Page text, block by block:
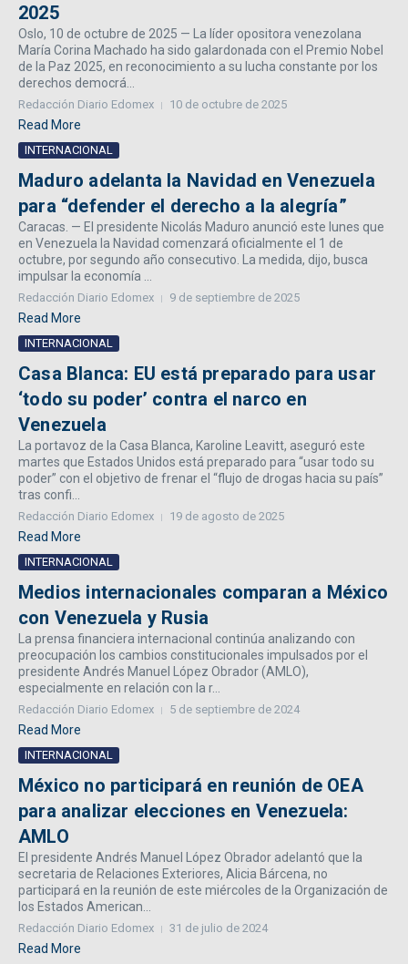
2025
Oslo, 10 de octubre de 2025 — La líder opositora venezolana
María Corina Machado ha sido galardonada con el Premio Nobel
de la Paz 2025, en reconocimiento a su lucha constante por los
derechos democrá...
Redacción Diario Edomex 10 de octubre de 2025
Read More
INTERNACIONAL
Maduro adelanta la Navidad en Venezuela
para “defender el derecho a la alegría”
Caracas. — El presidente Nicolás Maduro anunció este lunes que
en Venezuela la Navidad comenzará oficialmente el 1 de
octubre, por segundo año consecutivo. La medida, dijo, busca
impulsar la economía ...
Redacción Diario Edomex 9 de septiembre de 2025
Read More
INTERNACIONAL
Casa Blanca: EU está preparado para usar
‘todo su poder’ contra el narco en
Venezuela
La portavoz de la Casa Blanca, Karoline Leavitt, aseguró este
martes que Estados Unidos está preparado para “usar todo su
poder” con el objetivo de frenar el “flujo de drogas hacia su país”
tras confi...
Redacción Diario Edomex 19 de agosto de 2025
Read More
INTERNACIONAL
Medios internacionales comparan a México
con Venezuela y Rusia
La prensa financiera internacional continúa analizando con
preocupación los cambios constitucionales impulsados por el
presidente Andrés Manuel López Obrador (AMLO),
especialmente en relación con la r...
Redacción Diario Edomex 5 de septiembre de 2024
Read More
INTERNACIONAL
México no participará en reunión de OEA
para analizar elecciones en Venezuela:
AMLO
El presidente Andrés Manuel López Obrador adelantó que la
secretaria de Relaciones Exteriores, Alicia Bárcena, no
participará en la reunión de este miércoles de la Organización de
los Estados American...
Redacción Diario Edomex 31 de julio de 2024
Read More